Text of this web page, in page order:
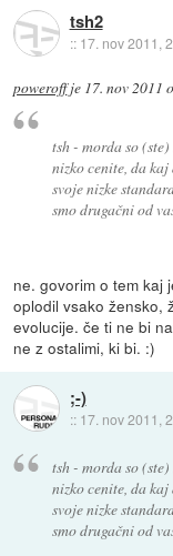
tsh2
:: 17. nov 2011,
poweroffje 17. nov 2011
tsh - morda so
nizko cenite, da
svoje nizke
smo drugačni od
ne. govorim o tem kaj
oplodil vsako žensko,
evolucije. če ti ne bi
ne z ostalimi, ki bi. :)
;-)
:: 17. nov 2011,
tsh - morda so
nizko cenite, da
svoje nizke
smo drugačni od